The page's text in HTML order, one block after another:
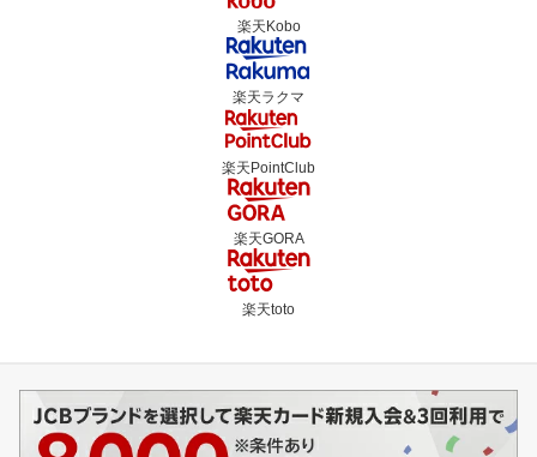
楽天Kobo
楽天ラクマ
楽天PointClub
楽天GORA
楽天toto